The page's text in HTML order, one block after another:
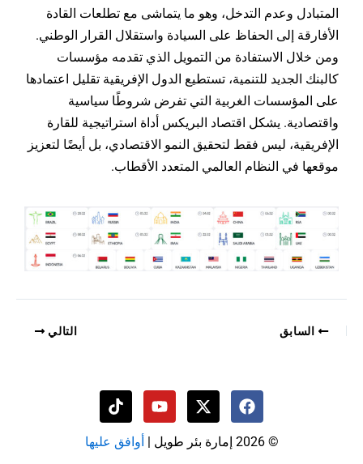
المتبادل وعدم التدخل، وهو ما يتماشى مع تطلعات القادة
الأفارقة إلى الحفاظ على السيادة واستقلال القرار الوطني.
ومن خلال الاستفادة من التمويل الذي تقدمه مؤسسات
كالبنك الجديد للتنمية، تستطيع الدول الإفريقية تقليل اعتمادها
على المؤسسات الغربية التي تفرض شروطًا سياسية
واقتصادية. يشكل اقتصاد البريكس أداة استراتيجية للقارة
الإفريقية، ليس فقط لتحقيق النمو الاقتصادي، بل أيضًا لتعزيز
موقعها في النظام العالمي المتعدد الأقطاب.
السابق التالي
© 2026 إمارة بئر طويل | أوافق عليها